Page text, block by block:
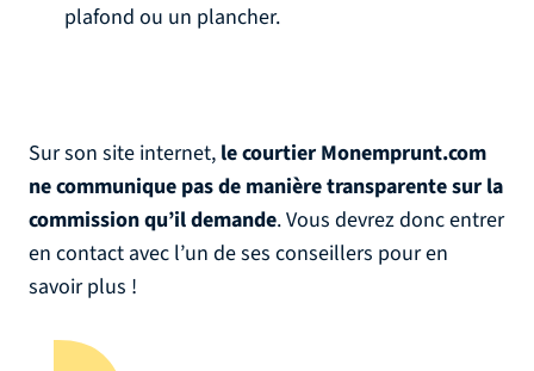
plafond ou un plancher.
Sur son site internet, le courtier Monemprunt.com
ne communique pas de manière transparente sur la
commission qu’il demande. Vous devrez donc entrer
en contact avec l’un de ses conseillers pour en
savoir plus !